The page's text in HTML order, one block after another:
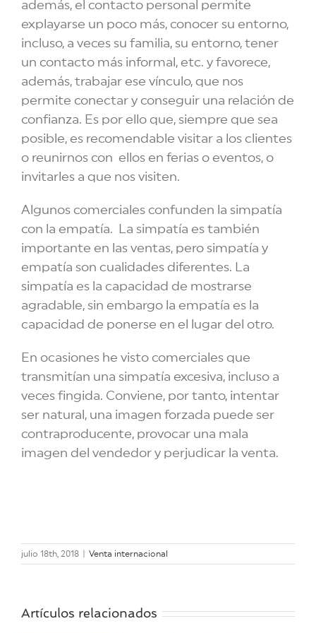
además, el contacto personal permite
explayarse un poco más, conocer su entorno,
incluso, a veces su familia, su entorno, tener
un contacto más informal, etc. y favorece,
además, trabajar ese vínculo, que nos
permite conectar y conseguir una relación de
confianza. Es por ello que, siempre que sea
posible, es recomendable visitar a los clientes
o reunirnos con ellos en ferias o eventos, o
invitarles a que nos visiten.
Algunos comerciales confunden la simpatía
con la empatía. La simpatía es también
importante en las ventas, pero simpatía y
empatía son cualidades diferentes. La
simpatía es la capacidad de mostrarse
agradable, sin embargo la empatía es la
capacidad de ponerse en el lugar del otro.
En ocasiones he visto comerciales que
transmitían una simpatía excesiva, incluso a
veces fingida. Conviene, por tanto, intentar
ser natural, una imagen forzada puede ser
contraproducente, provocar una mala
imagen del vendedor y perjudicar la venta.
julio 18th, 2018 Venta internacional
Artículos relacionados
Los precios